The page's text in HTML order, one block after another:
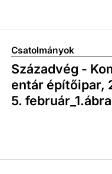
Csatolmányok
Századvég -
entár építőipar,
5. február_1.ábra